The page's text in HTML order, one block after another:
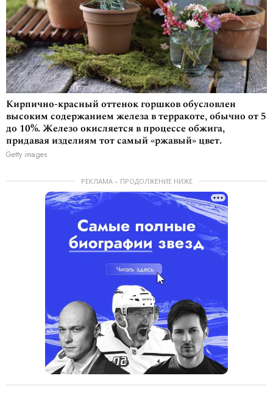
Кирпично-красный оттенок горшков обусловлен
высоким содержанием железа в терракоте, обычно от 5
до 10%. Железо окисляется в процессе обжига,
придавая изделиям тот самый «ржавый» цвет.
Getty images
РЕКЛАМА – ПРОДОЛЖЕНИЕ НИЖЕ